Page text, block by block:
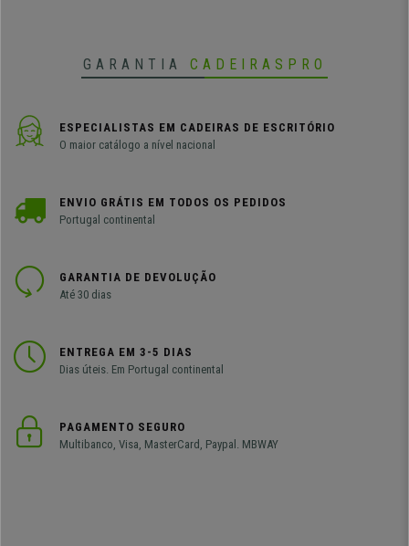
GARANTIA CADEIRASPRO
ESPECIALISTAS EM CADEIRAS DE ESCRITÓRIO
O maior catálogo a nível nacional
ENVIO GRÁTIS EM TODOS OS PEDIDOS
Portugal continental
GARANTIA DE DEVOLUÇÃO
Até 30 dias
ENTREGA EM 3-5 DIAS
Dias úteis. Em Portugal continental
PAGAMENTO SEGURO
Multibanco, Visa, MasterCard, Paypal. MBWAY